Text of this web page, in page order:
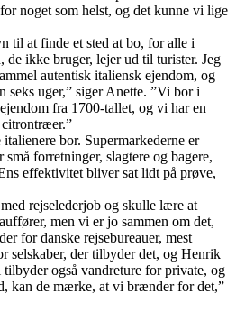
noget som helst, og det kunne vi lige
til at finde et sted at bo, for alle i
de ikke bruger, lejer ud til turister. Jeg
autentisk italiensk ejendom, og
seks uger,” siger Anette. ”Vi bor i
fra 1700-tallet, og vi har en
bor. Supermarkederne er
forretninger, slagtere og bagere,
effektivitet bliver sat lidt på prøve,
rejselederjob og skulle lære at
men vi er jo sammen om det,
for danske rejsebureauer, mest
selskaber, der tilbyder det, og Henrik
også vandreture for private, og
kan de mærke, at vi brænder for det,”